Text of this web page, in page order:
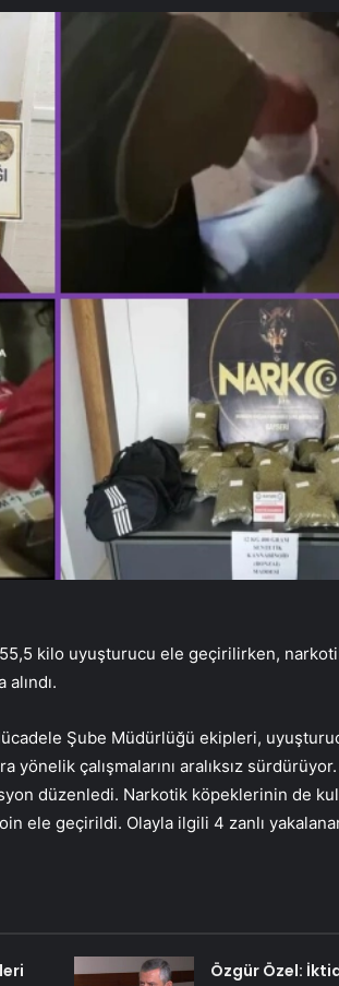
kilo uyuşturucu ele geçirilirken,
Şube Müdürlüğü ekipleri,
çalışmalarını aralıksız
düzenledi. Narkotik köpeklerinin de
ele geçirildi. Olayla ilgili 4 zanlı
Özgür Özel: